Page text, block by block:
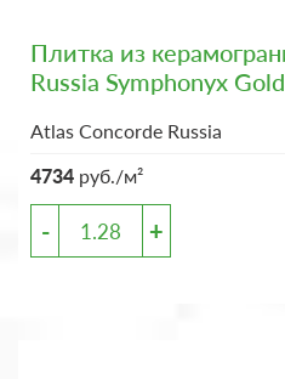
Плитка из
Russia Symphonyx
Atlas Concorde Russia
4734 руб./м²
- +